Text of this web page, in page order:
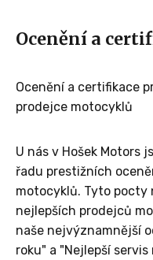
Ocenění a
Ocenění a certifikace
prodejce motocyklů
U nás v Hošek Motors
řadu prestižních
motocyklů. Tyto pocty
nejlepších prodejců
naše nejvýznamnější
roku" a "Nejlepší